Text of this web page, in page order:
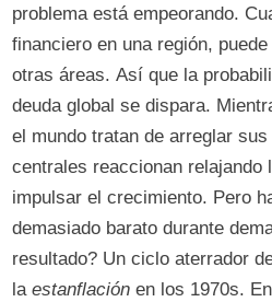
problema está empeorando.
financiero en una región,
otras áreas. Así que la
deuda global se dispara.
el mundo tratan de arreglar
centrales reaccionan relajando
impulsar el crecimiento. Pero
demasiado barato durante
resultado? Un ciclo aterrador
laestanflaciónen los 1970s.